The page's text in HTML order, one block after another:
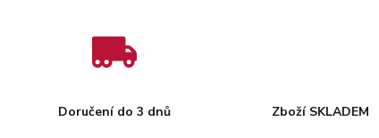
Doručení do 3 dnů Zboží SKLADEM